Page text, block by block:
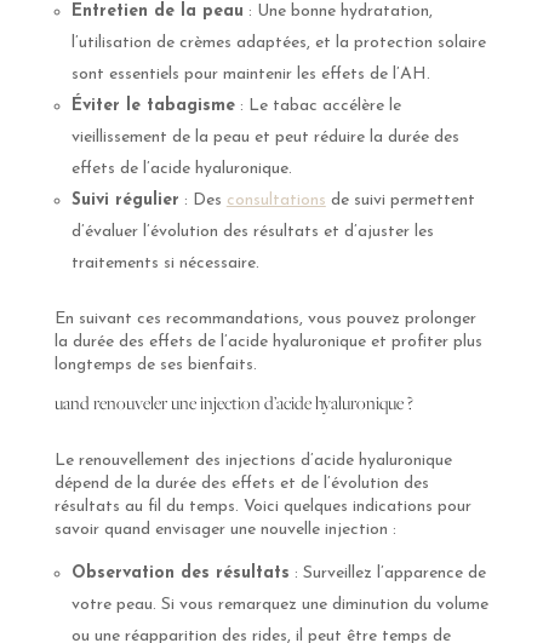
Entretien de la peau : Une bonne hydratation,
l’utilisation de crèmes adaptées, et la protection solaire
sont essentiels pour maintenir les effets de l’AH.
Éviter le tabagisme: Le tabac accélère le
vieillissement de la peau et peut réduire la durée des
effets de l’acide hyaluronique.
Suivi régulier : Des consultations de suivi permettent
d’évaluer l’évolution des résultats et d’ajuster les
traitements si nécessaire.
En suivant ces recommandations, vous pouvez prolonger
la durée des effets de l’acide hyaluronique et profiter plus
longtemps de ses bienfaits.
uand renouveler une injection d’acide hyaluronique ?
Le renouvellement des injections d’acide hyaluronique
dépend de la durée des effets et de l’évolution des
résultats au fil du temps. Voici quelques indications pour
savoir quand envisager une nouvelle injection :
Observation des résultats : Surveillez l’apparence de
votre peau. Si vous remarquez une diminution du volume
ou une réapparition des rides, il peut être temps de